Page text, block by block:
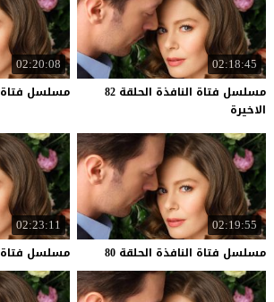
02:18:45
مسلسل فتاة النافذة الحلقة 82
الاخيرة
02:20:08
مسلسل فتاة
02:19:55
مسلسل فتاة النافذة الحلقة 80
02:23:11
مسلسل فتاة